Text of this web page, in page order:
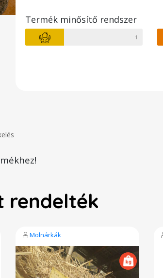
Termék minősítő rendszer
1
rendelték
Molnárkák